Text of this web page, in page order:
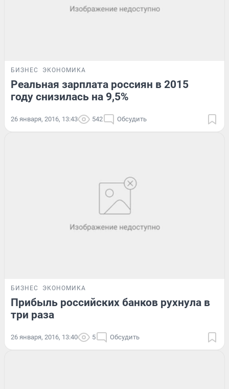
БИЗНЕС ЭКОНОМИКА
Реальная зарплата россиян в 2015
году снизилась на 9,5%
26 января, 2016, 13:43 542 Обсудить
БИЗНЕС ЭКОНОМИКА
Прибыль российских банков рухнула в
три раза
26 января, 2016, 13:40 5 Обсудить